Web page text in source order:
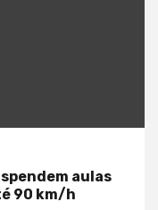
aulas
90 km/h